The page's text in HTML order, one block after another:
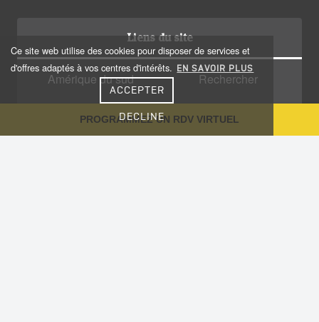
Ce site web utilise des cookies pour disposer de services et
d'offres adaptés à vos centres d'intérêts.
EN SAVOIR PLUS
DECLINE
ACCEPTER
PROGRAMMEZ UN RDV VIRTUEL
Liens du site
Amérique du sud
Amérique centrale
Caraïbes
Rechercher
Qui sommes nous?
Recrutement